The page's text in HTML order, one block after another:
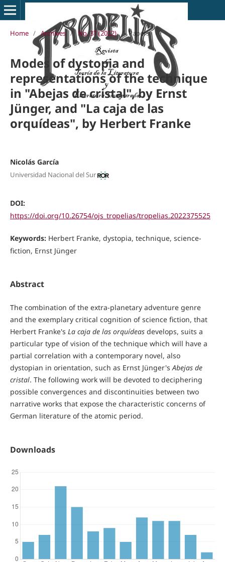
Home / Archives / No. 37 (2022) / Papers
Modes of dystopia and
representations of the technique
in "Abejas de cristal", by Ernst
Jünger, and "La caja de las
orquídeas", by Herbert Franke
Nicolás García
Universidad Nacional del Sur
DOI:
https://doi.org/10.26754/ojs_tropelias/tropelias.2022375525
Keywords: Herbert Franke, dystopia, technique, science-
fiction, Ernst Jünger
Abstract
The combination of the extra-planetary adventure genre
and the exemplary critical cognition of science fiction, that
Herbert Franke's La caja de las orquídeasdevelops, suits a
particular type of vision of the technique which will have a
partial correlation with a contemporary novel, also
dystopian in orientation, such as Ernst Jünger's Abejas de
cristal. The following work will be devoted to deciphering
possible convergences and discontinuities between two
narrative works that expose the characteristic concerns of
German literature of the atomic period.
Downloads